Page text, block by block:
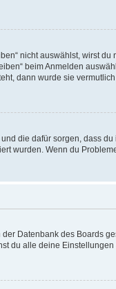
nicht auswählst, wirst
beim Anmelden
dann wurde sie
die dafür sorgen, dass
wurden. Wenn du
Datenbank des Boards
du alle deine Einstellungen